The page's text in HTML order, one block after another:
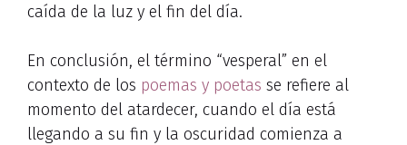
caída de la luz y el fin del día.
En conclusión, el término “vesperal” en el
contexto de los poemas y poetas se refiere al
momento del atardecer, cuando el día está
llegando a su fin y la oscuridad comienza a